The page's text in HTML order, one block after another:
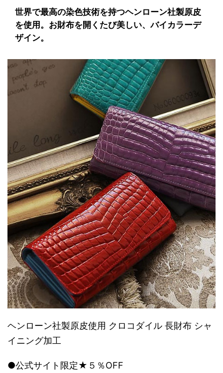
世界で最高の染色技術を持つヘンローン社製原皮
を使用。お財布を開くたび美しい、バイカラーデ
ザイン。
ヘンローン社製原皮使用 クロコダイル 長財布 シャ
イニング加工
●公式サイト限定★５％OFF